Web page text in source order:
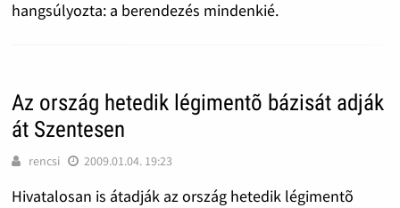
hangsúlyozta: a berendezés mindenkié.
Az ország hetedik légimentõ bázisát adják
át Szentesen
rencsi 2009.01.04. 19:23
Hivatalosan is átadják az ország hetedik légimentõ